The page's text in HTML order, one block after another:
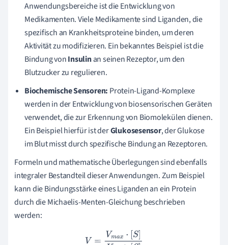
Anwendungsbereiche ist die Entwicklung von
Medikamenten. Viele Medikamente sind Liganden, die
spezifisch an Krankheitsproteine binden, um deren
Aktivität zu modifizieren. Ein bekanntes Beispiel ist die
Bindung vonInsulinan seinen Rezeptor, um den
Blutzucker zu regulieren.
Biochemische Sensoren: Protein-Ligand-Komplexe
werden in der Entwicklung von biosensorischen Geräten
verwendet, die zur Erkennung von Biomolekülen dienen.
Ein Beispiel hierfür ist derGlukosesensor, der Glukose
im Blut misst durch spezifische Bindung an Rezeptoren.
Formeln und mathematische Überlegungen sind ebenfalls
integraler Bestandteil dieser Anwendungen. Zum Beispiel
kann die Bindungsstärke eines Liganden an ein Protein
durch die Michaelis-Menten-Gleichung beschrieben
werden:
V=Vm x⋅[S]K m+[S